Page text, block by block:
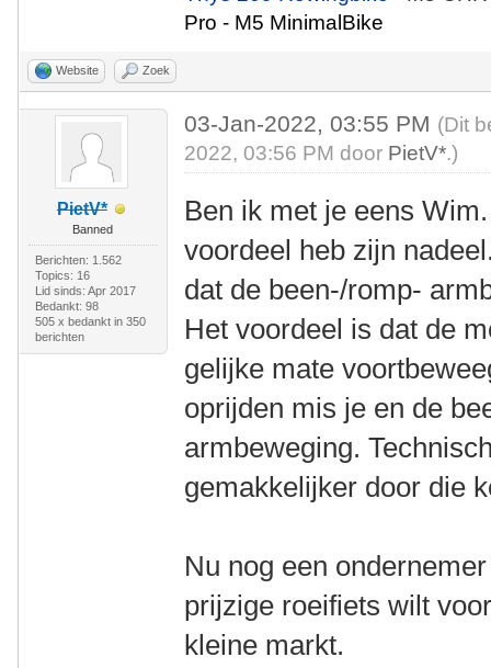
Pro - M5 MinimalBike
Website Zoek
PietV*
Banned
Berichten: 1.562
Topics: 16
Lid sinds: Apr 2017
Bedankt: 98
505 x bedankt in 350
berichten
03-Jan-2022, 03:55 PM (Dit
2022, 03:56 PM door PietV*.)
Ben ik met je eens
voordeel heb zijn
dat de been-/romp-
Het voordeel is dat de
gelijke mate
oprijden mis je en de
armbeweging.
gemakkelijker door die
Nu nog een
prijzige roeifiets wilt
kleine markt.